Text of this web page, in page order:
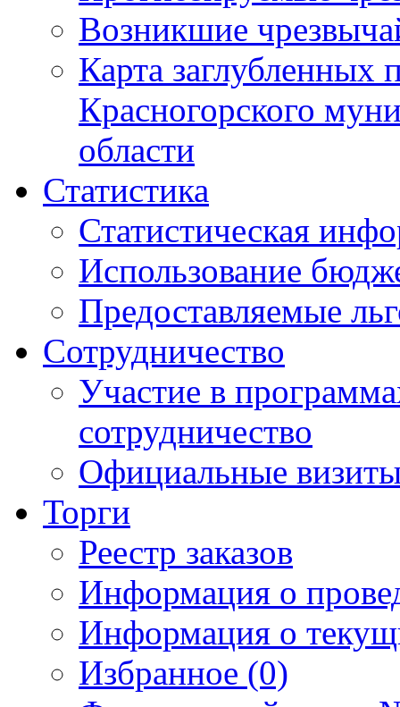
Возникшие
Карта
Красногорского
области
Статистика
Статистическая
Использование
Предоставляемые
Сотрудничество
Участие в
сотрудничество
Официальные
Торги
Реестр заказов
Информация о
Информация о
Избранное (0)